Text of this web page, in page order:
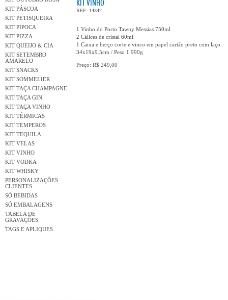
KIT PÁSCOA
KIT PETISQUEIRA
KIT PIPOCA
KIT PIZZA
KIT QUEIJO & CIA
KIT SETEMBRO
AMARELO
KIT SNACKS
KIT SOMMELIER
KIT TAÇA CHAMPAGNE
KIT TAÇA GIN
KIT TAÇA VINHO
KIT TÉRMICAS
KIT TEMPEROS
KIT TEQUILA
KIT VELAS
KIT VINHO
KIT VODKA
KIT WHISKY
PERSONALIZAÇÕES
CLIENTES
SÓ BEBIDAS
SÓ EMBALAGENS
TABELA DE
GRAVAÇÕES
TAGS E APLIQUES
KIT VINHO
REF: 14342
1 Vinho do Porto Tawny Messias 750ml
2 Cálices de cristal 60ml
1 Caixa e berço corte e vinco em papel cartão preto com laço
34x19x9.5cm / Peso 1.990g
Preço: R$ 249,00